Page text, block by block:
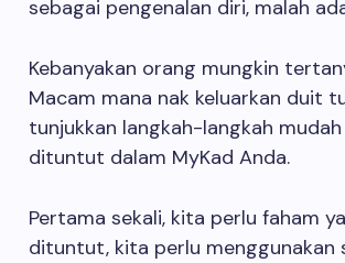
sebagai pengenalan diri, malah
Kebanyakan orang mungkin
Macam mana nak keluarkan duit
tunjukkan langkah-langkah
dituntut dalam MyKad Anda.
Pertama sekali, kita perlu faham
dituntut, kita perlu menggunakan